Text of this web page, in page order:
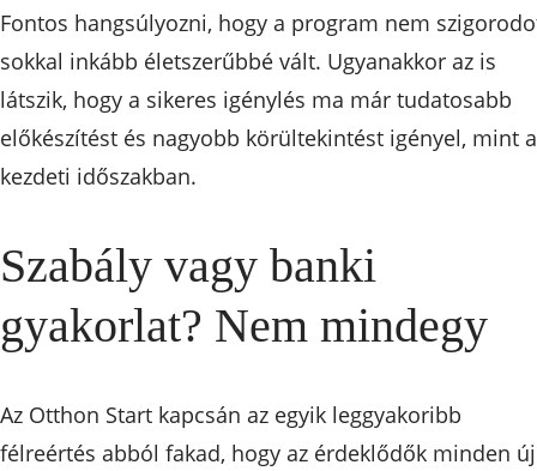
Fontos hangsúlyozni, hogy a program nem
sokkal inkább életszerűbbé vált. Ugyanakkor az is
látszik, hogy a sikeres igénylés ma már tudatosabb
előkészítést és nagyobb körültekintést igényel, mint a
kezdeti időszakban.
Szabály vagy banki
gyakorlat? Nem mindegy
Az Otthon Start kapcsán az egyik leggyakoribb
félreértés abból fakad, hogy az érdeklődők minden új